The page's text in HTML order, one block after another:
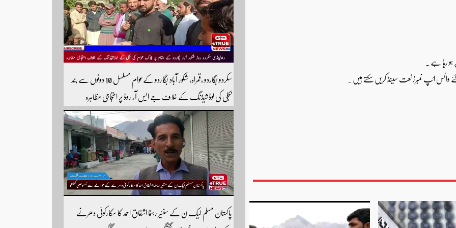
رہا ہے ۔
سکردو بگاردو ،قمراہ، شکور آباد بگاردو کےعوام مسلسل 10 دونوں سے بند
بجلی کی لوڈشیڈنگ کے خلاف جے ایس آر روڈ پر احتجاجی مظاہرہ
راولپنڈی سکردو روڑ ہر قسم کی ٹریفک کے لئے بند۔۔ مزید اپڈیٹس کے
لیے ہمارے یوٹیوب چینل کو سبسکرائب کریں
پاکستان مسلم لیک ن کے سنئیر رہنما اشفاق احمد کا سکارکوئی دھرنے